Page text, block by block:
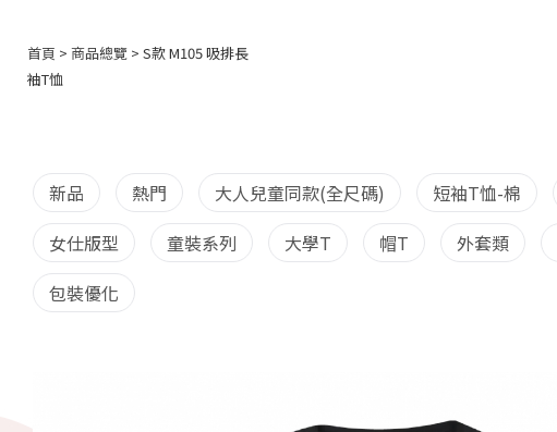
首頁 > 商品總覽 > S款 M105 吸排長
袖T恤
新品 熱門 大人兒童同款(全尺碼) 短袖T恤-棉
女仕版型
童裝系列 大學T 帽T 外套類
包裝優化